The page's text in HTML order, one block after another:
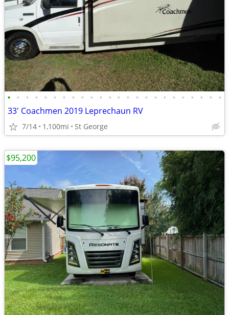
• • • • • • • • • • • • • • • • • • • • • • • •
33' Coachmen 2019 Leprechaun RV
7/14 1,100mi St George
$95,200